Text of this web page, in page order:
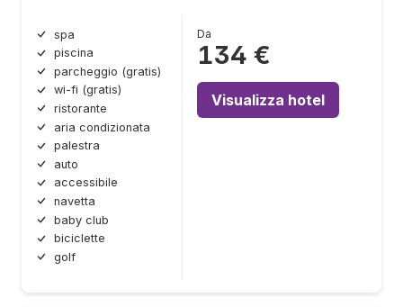
spa
piscina
parcheggio (gratis)
wi-fi (gratis)
ristorante
aria condizionata
palestra
auto
accessibile
navetta
baby club
biciclette
golf
Da
134 €
Visualizza hotel